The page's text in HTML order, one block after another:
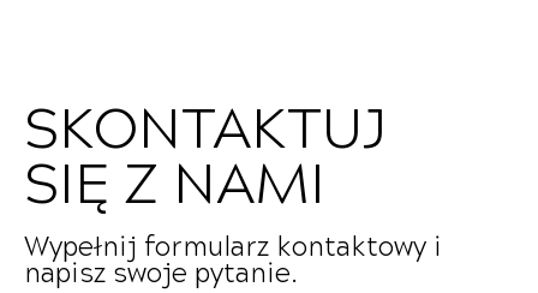
SKONTAKTUJ
SIĘ Z NAMI
Wypełnij formularz kontaktowy i
napisz swoje pytanie.